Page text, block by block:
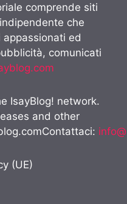
comprende siti
che
ed
comunicati
IsayBlog! network.
and other
:
(UE)